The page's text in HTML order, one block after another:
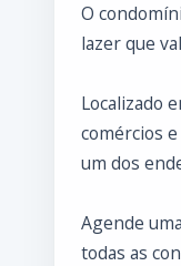
O
lazer que
Localizado
comércios
um dos
Agende
todas as